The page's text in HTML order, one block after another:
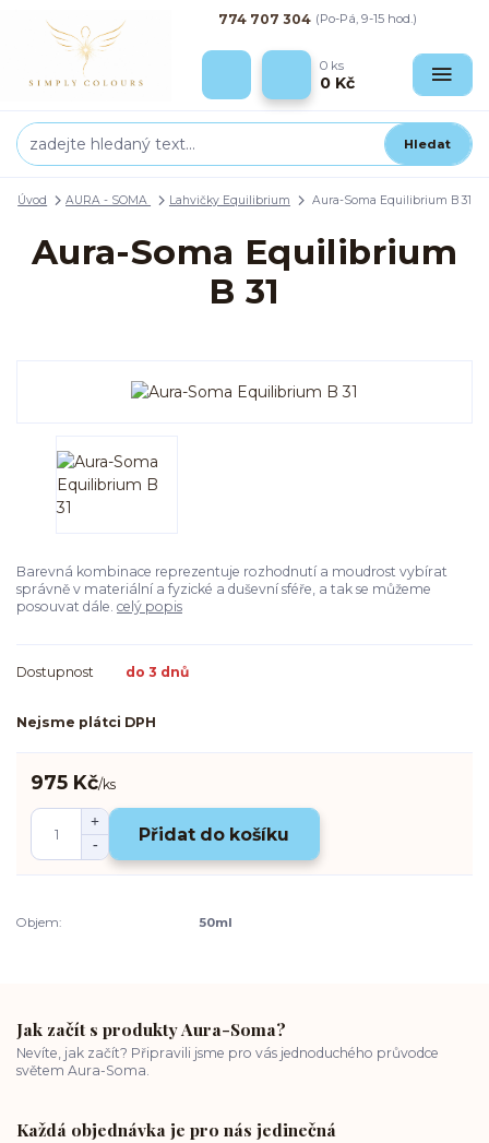
Hledat
774 707 304 (Po-Pá, 9-15 hod.)
0 ks
0 Kč
Úvod AURA - SOMA Lahvičky Equilibrium Aura-Soma Equilibrium B 31
Aura-Soma Equilibrium
B 31
Barevná kombinace reprezentuje rozhodnutí a moudrost vybírat
správně v materiální a fyzické a duševní sféře, a tak se můžeme
posouvat dále. celý popis
Dostupnost do 3 dnů
Nejsme plátci DPH
975 Kč/ks
Přidat do košíku
Objem: 50ml
Jak začít s produkty Aura-Soma?
Nevíte, jak začít? Připravili jsme pro vás jednoduchého průvodce
světem Aura-Soma.
Každá objednávka je pro nás jedinečná